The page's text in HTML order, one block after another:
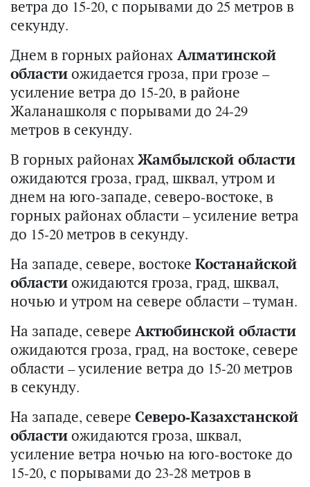
ветра до 15-20, с порывами до 25 метров в
секунду.
Днем в горных районах Алматинской
областиожидается гроза, при грозе –
усиление ветра до 15-20, в районе
Жаланашколя с порывами до 24-29
метров в секунду.
В горных районахЖамбылской области
ожидаются гроза, град, шквал, утром и
днем на юго-западе, северо-востоке, в
горных районах области – усиление ветра
до 15-20 метров в секунду.
На западе, севере, востоке Костанайской
областиожидаются гроза, град, шквал,
ночью и утром на севере области – туман.
На западе, севере Актюбинской области
ожидаются гроза, град, на востоке, севере
области – усиление ветра до 15-20 метров
в секунду.
На западе, севере Северо-Казахстанской
областиожидаются гроза, шквал,
усиление ветра ночью на юго-востоке до
15-20, с порывами до 23-28 метров в